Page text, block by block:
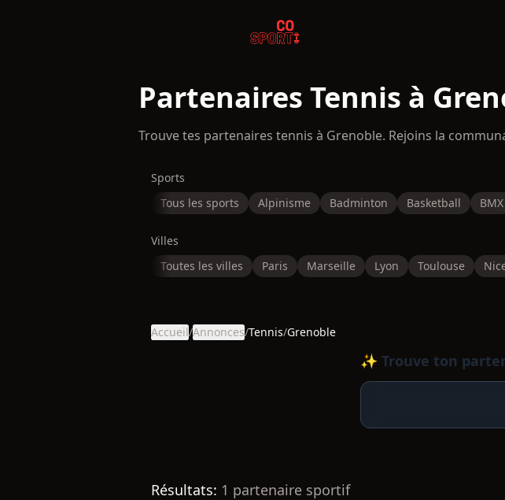
Partenaires Tennis à
Trouve tes partenaires tennis à Grenoble. Rejoins la
Sports
Tous les sports
Alpinisme Badminton Basketball BMX
Villes
Toutes les villes
Paris Marseille Lyon Toulouse
Accueil/Annonces/Tennis/Grenoble
✨ Trouve ton
Résultats: 1 partenaire sportif